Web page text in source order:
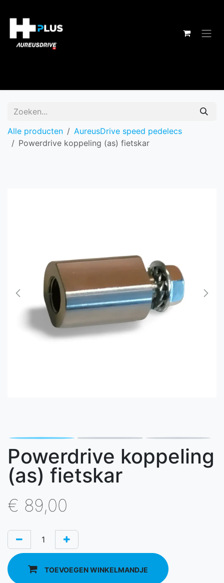
Alle producten
AureusDrive speed pedelecs
Powerdrive koppeling (as) fietskar
Powerdrive koppeling
(as) fietskar
€ 89,00
TOEVOEGEN WINKELMANDJE